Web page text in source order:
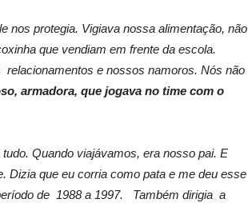
nos protegia. Vigiava nossa alimentação, não
que vendiam em frente da escola.
e nossos namoros. Nós não
armadora, que jogava no time com o
Quando viajávamos, era nosso pai. E
que eu corria como pata e me deu esse
de 1988 a 1997. Também dirigia a